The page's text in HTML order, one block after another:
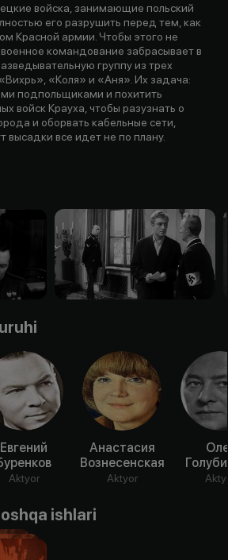
войска, занимающие польский
его разрушить перед тем, как
Красной армии. Чтобы этого не
военное командование забрасывает в
группу из трех
«Коля» и «Аня». Их задача:
подпольщиками и похитить
войск Крауха, чтобы разузнать о
и оборвать кабельные сети,
высадки все идет не по плану.
Евгений
Aktyor
Анастасия
Вознесенская
Aktyor
ishlari